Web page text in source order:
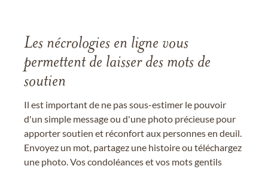
Les nécrologies en ligne vous
permettent de laisser des mots de
soutien
Il est important de ne pas sous-estimer le pouvoir
d'un simple message ou d'une photo précieuse pour
apporter soutien et réconfort aux personnes en deuil.
Envoyez un mot, partagez une histoire ou téléchargez
une photo. Vos condoléances et vos mots gentils